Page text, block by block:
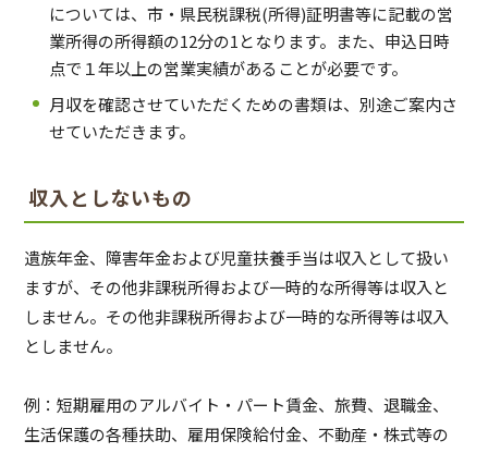
については、市・県民税課税(所得)証明書等に記載の営
業所得の所得額の12分の1となります。また、申込日時
点で１年以上の営業実績があることが必要です。
月収を確認させていただくための書類は、別途ご案内さ
せていただきます。
収入としないもの
遺族年金、障害年金および児童扶養手当は収入として扱い
ますが、その他非課税所得および一時的な所得等は収入と
しません。その他非課税所得および一時的な所得等は収入
としません。
例：短期雇用のアルバイト・パート賃金、旅費、退職金、
生活保護の各種扶助、雇用保険給付金、不動産・株式等の